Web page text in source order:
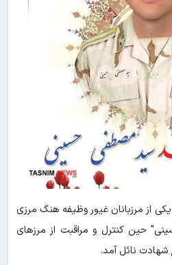
یکی از مرزبانان غیور وظیفه هنگ مرزی
حین کنترل و مراقبت از مرزهای
نائل آمد.